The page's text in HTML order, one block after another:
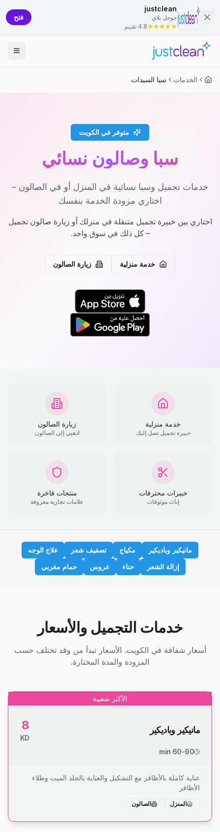
justclean
جوجل بلاي
4.8 تقييم
فتح
الخدمات سبا السيدات
متوفر في الكويت
سبا وصالون نسائي
خدمات تجميل وسبا نسائية في المنزل أو في الصالون –
اختاري مزودة الخدمة بنفسك
اختاري بين خبيرة تجميل متنقلة في منزلك أو زيارة صالون تجميل
– كل ذلك في سوق واحد.
خدمة منزلية زيارة الصالون
خدمة منزلية
خبيرة تجميل تصل إليك
زيارة الصالون
اذهبي إلى الصالون
خبيرات محترفات
إناث موثوقات
منتجات فاخرة
علامات تجارية معروفة
مانيكير وباديكير مكياج تصفيف شعر
علاج الوجه
إزالة الشعر
حناء عروس حمام مغربي
خدمات التجميل والأسعار
أسعار شفافة في الكويت. الأسعار تبدأ من وقد تختلف حسب
المزودة والمدة المختارة.
الأكثر شعبية
مانيكير وباديكير 8
KD
60-90 min
عناية كاملة بالأظافر مع التشكيل والعناية بالجلد الميت وطلاء
الأظافر
المنزل الصالون